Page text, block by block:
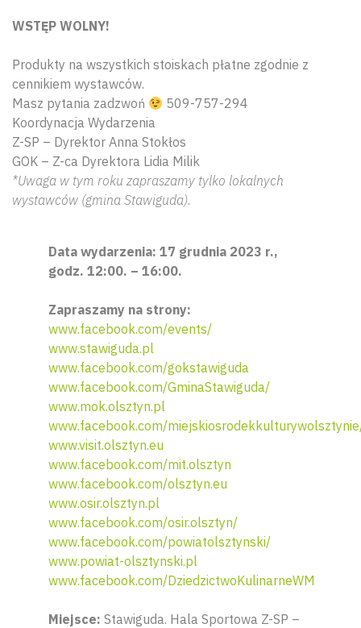
WSTĘP WOLNY!
Produkty na wszystkich stoiskach płatne zgodnie z
cennikiem wystawców.
Masz pytania zadzwoń
509-757-294
Koordynacja Wydarzenia
Z-SP – Dyrektor Anna Stokłos
GOK – Z-ca Dyrektora Lidia Milik
*Uwaga w tym roku zapraszamy tylko lokalnych
wystawców (gmina Stawiguda).
Data wydarzenia: 17 grudnia 2023 r.,
godz. 12:00. – 16:00.
Zapraszamy na strony:
www.facebook.com/events/
www.stawiguda.pl
www.facebook.com/gokstawiguda
www.facebook.com/GminaStawiguda/
www.mok.olsztyn.pl
www.facebook.com/
www.visit.olsztyn.eu
www.facebook.com/mit.olsztyn
www.facebook.com/olsztyn.eu
www.osir.olsztyn.pl
www.facebook.com/osir.olsztyn/
www.facebook.com/powiatolsztynski/
www.powiat-olsztynski.pl
www.facebook.com/DziedzictwoKulinarneWM
Miejsce: Stawiguda. Hala Sportowa Z-SP –